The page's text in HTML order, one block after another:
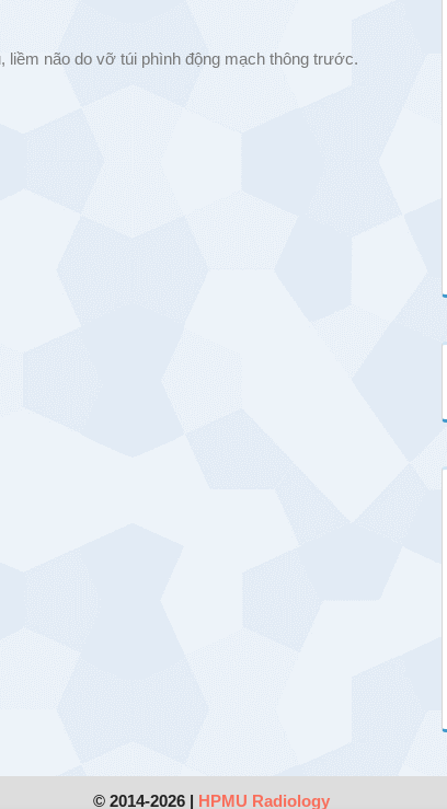
liềm não do vỡ túi phình động mạch thông trước.
© 2014-2026 | HPMU Radiology